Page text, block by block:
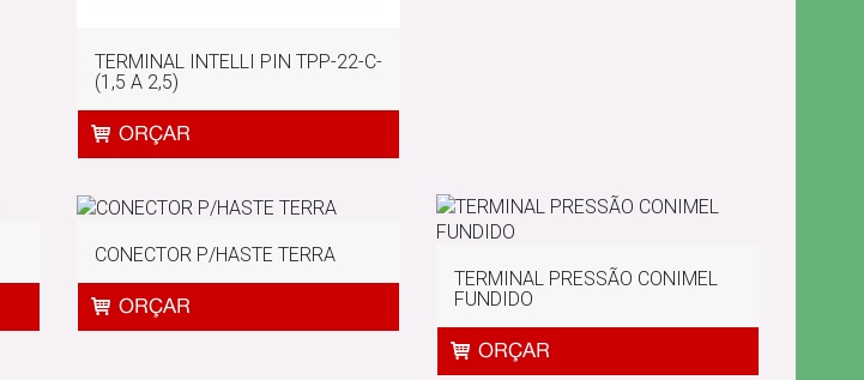
TERMINAL INTELLI PIN TPP-22-C-
(1,5 A 2,5)
CONECTOR P/HASTE TERRA
TERMINAL PRESSÃO CONIMEL
FUNDIDO